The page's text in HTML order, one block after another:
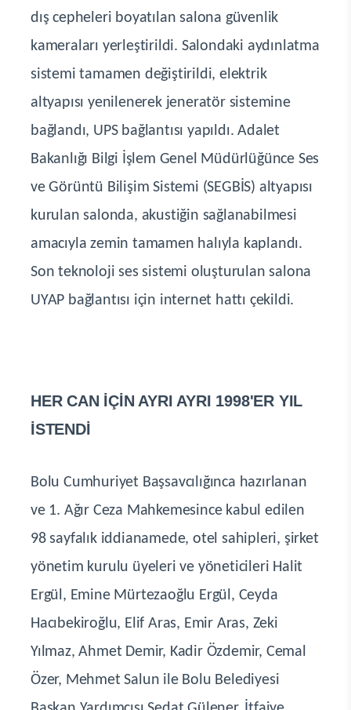
dış cepheleri boyatılan salona güvenlik
kameraları yerleştirildi. Salondaki aydınlatma
sistemi tamamen değiştirildi, elektrik
altyapısı yenilenerek jeneratör sistemine
bağlandı, UPS bağlantısı yapıldı. Adalet
Bakanlığı Bilgi İşlem Genel Müdürlüğünce Ses
ve Görüntü Bilişim Sistemi (SEGBİS) altyapısı
kurulan salonda, akustiğin sağlanabilmesi
amacıyla zemin tamamen halıyla kaplandı.
Son teknoloji ses sistemi oluşturulan salona
UYAP bağlantısı için internet hattı çekildi.
HER CAN İÇİN AYRI AYRI 1998'ER YIL
İSTENDİ
Bolu Cumhuriyet Başsavcılığınca hazırlanan
ve 1. Ağır Ceza Mahkemesince kabul edilen
98 sayfalık iddianamede, otel sahipleri, şirket
yönetim kurulu üyeleri ve yöneticileri Halit
Ergül, Emine Mürtezaoğlu Ergül, Ceyda
Hacıbekiroğlu, Elif Aras, Emir Aras, Zeki
Yılmaz, Ahmet Demir, Kadir Özdemir, Cemal
Özer, Mehmet Salun ile Bolu Belediyesi